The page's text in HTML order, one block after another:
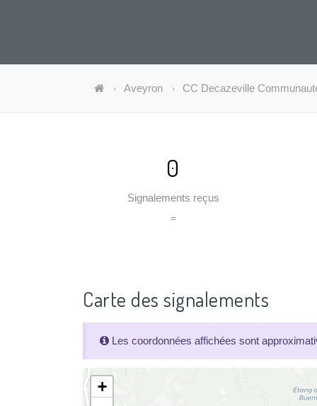
Aveyron CC Decazeville
0
Signalements reçus
=
Carte des signalements
Les coordonnées affichées sont
+